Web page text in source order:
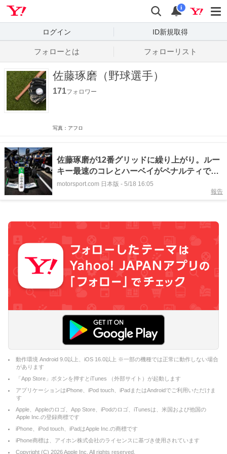
検索
通知
i
ログイン ID新規取得
フォローとは フォローリスト
佐藤琢磨（野球選手）
171フォロワー
写真：アフロ
佐藤琢磨が12番グリッドに繰り上がり。ルー
キー最速のコレとハーベイがペナルティで最
後尾に｜第110回インディ500
motorsport.com 日本版 - 5/18 16:05
報告
動作環境 Android 9.0以上、iOS 16.0以上 ※一部の機種では正常に動作しない場合
があります
「App Store」ボタンを押すとiTunes （外部サイト）が起動します
アプリケーションはiPhone、iPod touch、iPadまたはAndroidでご利用いただけま
す
Apple、Appleのロゴ、App Store、iPodのロゴ、iTunesは、米国および他国の
Apple Inc.の登録商標です
iPhone、iPod touch、iPadはApple Inc.の商標です
iPhone商標は、アイホン株式会社のライセンスに基づき使用されています
Copyright (C) 2026Apple Inc. All rights reserved.